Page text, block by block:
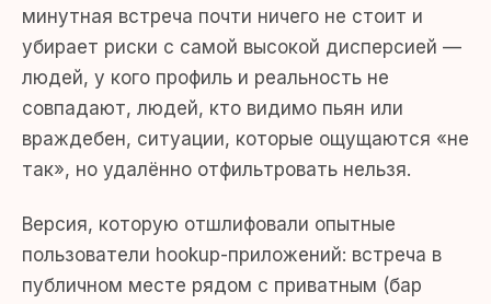
минутная встреча почти ничего не стоит и
убирает риски с самой высокой дисперсией —
людей, у кого профиль и реальность не
совпадают, людей, кто видимо пьян или
враждебен, ситуации, которые ощущаются «не
так», но удалённо отфильтровать нельзя.
Версия, которую отшлифовали опытные
пользователи hookup-приложений: встреча в
публичном месте рядом с приватным (бар